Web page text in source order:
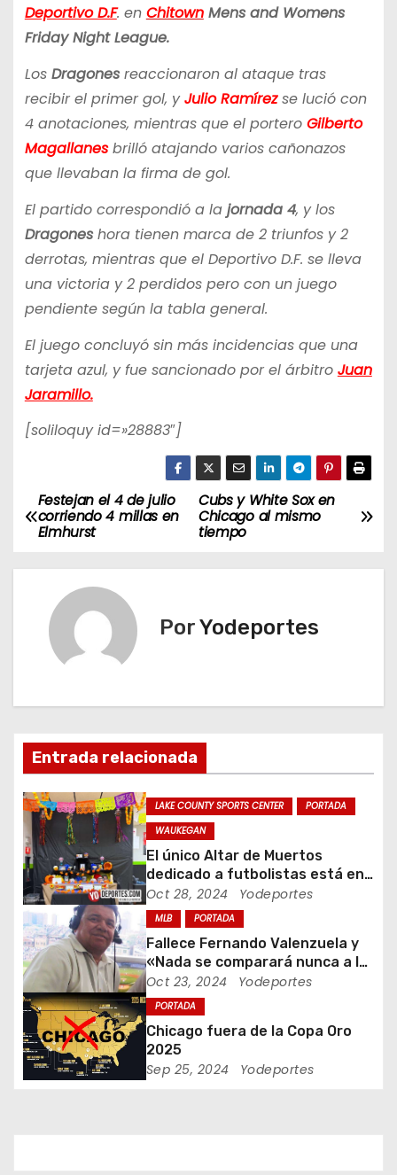
Deportivo D.F. en ChitownMens and Womens
Friday Night League.
Los Dragonesreaccionaron al ataque tras
recibir el primer gol, yJulio Ramírezse lució con
4 anotaciones, mientras que el portero Gilberto
Magallanesbrilló atajando varios cañonazos
que llevaban la firma de gol.
El partido correspondió a lajornada 4, y los
Dragoneshora tienen marca de 2 triunfos y 2
derrotas, mientras que el Deportivo D.F. se lleva
una victoria y 2 perdidos pero con un juego
pendiente según la tabla general.
El juego concluyó sin más incidencias que una
tarjeta azul, y fue sancionado por el árbitro Juan
Jaramillo.
[soliloquy id=»28883″]
N
a
c
i
ó
n
d
e
e
n
t
r
Cubs y White Sox en
Chicago al mismo
tiempo
Festejan el 4 de julio
corriendo 4 millas en
Elmhurst
PorYodeportes
Entrada relacionada
LAKE COUNTY SPORTS CENTER
PORTADA
WAUKEGAN
El único Altar de Muertos
dedicado a futbolistas está en
Waukegan Indoor
Oct 28, 2024 Yodeportes
MLB PORTADA
Fallece Fernando Valenzuela y
«Nada se comparará nunca a la
Fernandomania» dijo Jaime
Jarrin
Oct 23, 2024 Yodeportes
PORTADA
Chicago fuera de la Copa Oro
2025
Sep 25, 2024 Yodeportes